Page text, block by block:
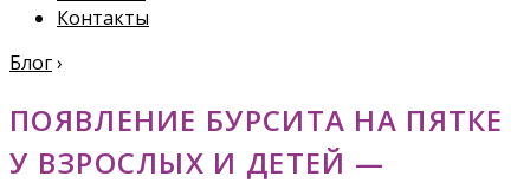
Контакты
Блог›
ПОЯВЛЕНИЕ БУРСИТА НА ПЯТКЕ
У ВЗРОСЛЫХ И ДЕТЕЙ —